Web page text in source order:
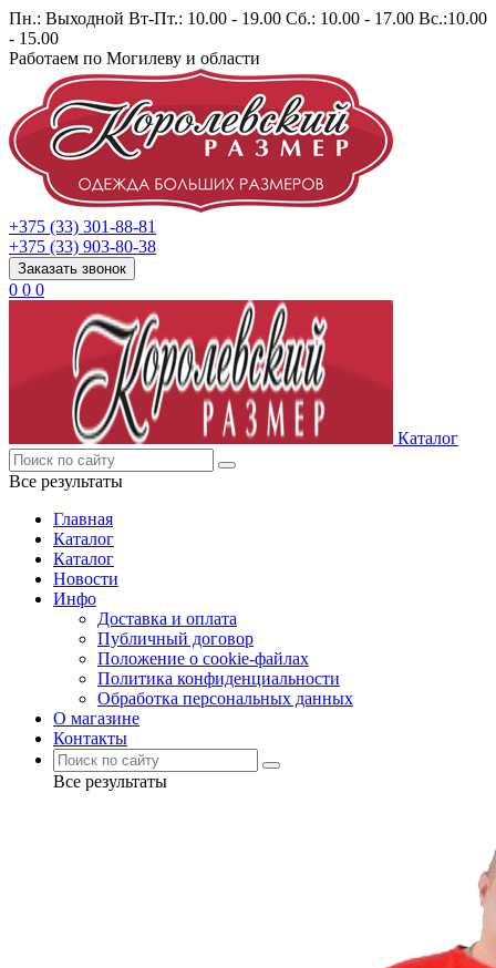
Пн.: Выходной Вт-Пт.: 10.00 - 19.00 Сб.: 10.00 - 17.00 Вс.:10.00
- 15.00
Работаем по Могилеву и области
+375 (33) 301-88-81
+375 (33) 903-80-38
Заказать звонок
0 0 0
Каталог
Все результаты
Главная
Каталог
Каталог
Новости
Инфо
Доставка и оплата
Публичный договор
Положение о cookie-файлах
Политика конфиденциальности
Обработка персональных данных
О магазине
Контакты
Все результаты